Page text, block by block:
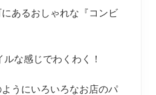
あるおしゃれな『コンビ
な感じでわくわく！
うにいろいろなお店のパ